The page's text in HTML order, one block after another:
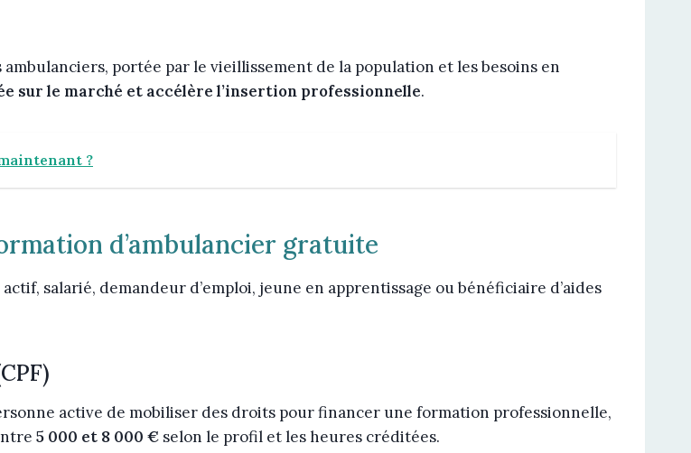
portée par le vieillissement de la population et les besoins en
sur le marché et accélère l’insertion professionnelle.
?
d’ambulancier gratuite
salarié, demandeur d’emploi, jeune en apprentissage ou bénéficiaire d’aides
active de mobiliser des droits pour financer une formation professionnelle,
5 000 et 8 000 € selon le profil et les heures créditées.